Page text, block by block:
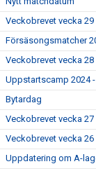
Veckobrevet vecka 29
Försäsongsmatcher
Veckobrevet vecka 28
Uppstartscamp 2024
Bytardag
Veckobrevet vecka 27
Veckobrevet vecka 26
Uppdatering om A-